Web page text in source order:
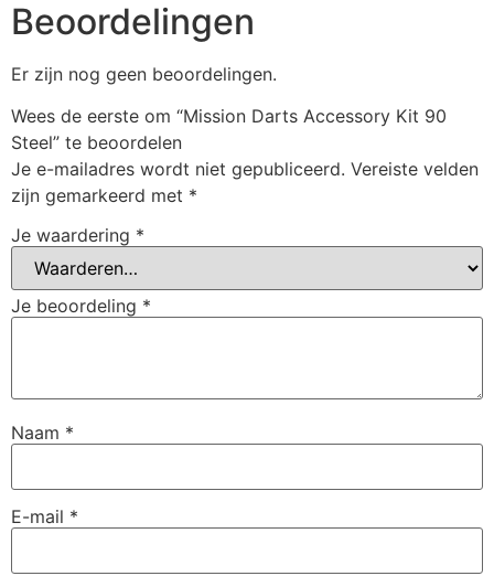
Beoordelingen
Er zijn nog geen beoordelingen.
Wees de eerste om “Mission Darts Accessory Kit 90
Steel” te beoordelen
Je e-mailadres wordt niet gepubliceerd. Vereiste velden
zijn gemarkeerd met *
Je waardering *
Je beoordeling *
Naam *
E-mail *